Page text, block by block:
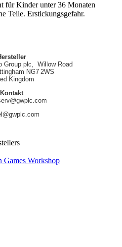
für Kinder unter 36 Monaten
Teile. Erstickungsgefahr.
Group plc, Willow Road
NG7 2WS
Kingdom
Kontakt
Games Workshop